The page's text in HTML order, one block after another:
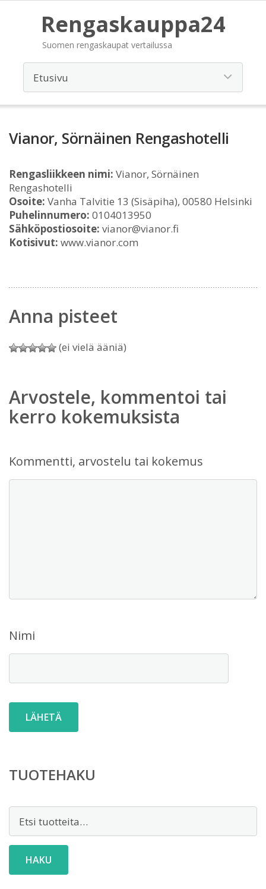
Rengaskauppa24
Suomen rengaskaupat vertailussa
Vianor, Sörnäinen Rengashotelli
Rengasliikkeen nimi: Vianor, Sörnäinen
Rengashotelli
Osoite: Vanha Talvitie 13 (Sisäpiha), 00580 Helsinki
Puhelinnumero: 0104013950
Sähköpostiosoite: vianor@vianor.fi
Kotisivut: www.vianor.com
Anna pisteet
(ei vielä ääniä)
Arvostele, kommentoi tai
kerro kokemuksista
Kommentti, arvostelu tai kokemus
Nimi
TUOTEHAKU
HAKU